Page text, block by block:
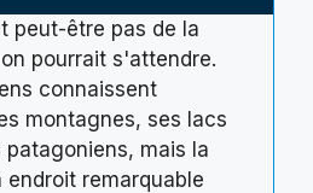
peut-être pas de la
pourrait s'attendre.
connaissent
montagnes, ses lacs
mais la
remarquable